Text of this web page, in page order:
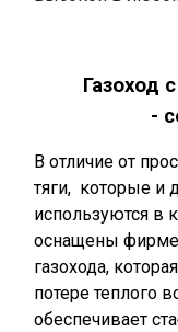
Газоход
-
В отличие от
тяги, которые и
используются в
оснащены
газохода,
потере теплого
обеспечивает